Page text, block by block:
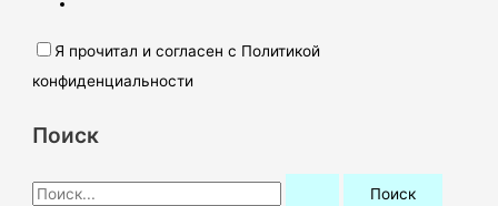
Я прочитал и согласен с Политикой
конфиденциальности
Поиск
П